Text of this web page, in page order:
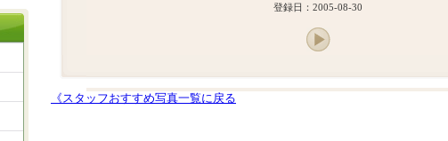
登録日：2005-08-30
《スタッフおすすめ写真一覧に戻る